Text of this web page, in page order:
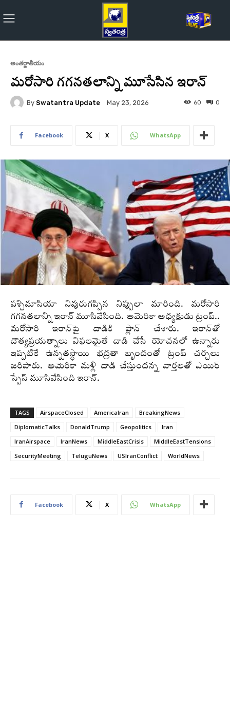
అంతర్జాతీయం
మరోసారి గగనతలాన్ని మూసేసిన ఇరాన్‌
By Swatantra Update May 23, 2026 0
60
Facebook X WhatsApp
పశ్చిమాసియా నివురుగప్పిన నిప్పులా మారింది. మరోసారి
గగనతలాన్ని ఇరాన్‌ మూసివేసింది. అమెరికా అధ్యక్షుడు ట్రంప్‌..
మరోసారి ఇరాన్‌పై దాడికి ప్లాన్‌ చేశారు. ఇరాన్‌తో
దౌత్యప్రయత్నాలు విఫలమైతే దాడి చేసే యోచనలో ఉన్నారు
ఇప్పటికే ఉన్నతస్థాయి భద్రతా బృందంతో ట్రంప్‌ చర్చలు
జరిపారు. అమెరికా మళ్లీ దాడి చేస్తుందన్న వార్తలతో ఎయిర్‌
స్పేస్‌ మూసివేసింది ఇరాన్‌.
TAGS AirspaceClosed AmericaIran
BreakingNews
DiplomaticTalks
DonaldTrump Geopolitics
Iran
IranAirspace
IranNews MiddleEastCrisis
MiddleEastTensions
SecurityMeeting
TeluguNews USIranConflict WorldNews
Facebook X WhatsApp